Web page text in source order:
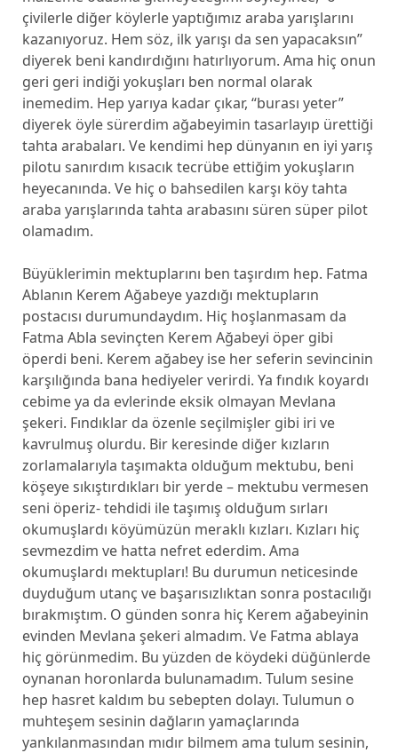
çivilerle diğer köylerle yaptığımız araba yarışlarını
kazanıyoruz. Hem söz, ilk yarışı da sen yapacaksın”
diyerek beni kandırdığını hatırlıyorum. Ama hiç onun
geri geri indiği yokuşları ben normal olarak
inemedim. Hep yarıya kadar çıkar, “burası yeter”
diyerek öyle sürerdim ağabeyimin tasarlayıp ürettiği
tahta arabaları. Ve kendimi hep dünyanın en iyi yarış
pilotu sanırdım kısacık tecrübe ettiğim yokuşların
heyecanında. Ve hiç o bahsedilen karşı köy tahta
araba yarışlarında tahta arabasını süren süper pilot
olamadım.
Büyüklerimin mektuplarını ben taşırdım hep. Fatma
Ablanın Kerem Ağabeye yazdığı mektupların
postacısı durumundaydım. Hiç hoşlanmasam da
Fatma Abla sevinçten Kerem Ağabeyi öper gibi
öperdi beni. Kerem ağabey ise her seferin sevincinin
karşılığında bana hediyeler verirdi. Ya fındık koyardı
cebime ya da evlerinde eksik olmayan Mevlana
şekeri. Fındıklar da özenle seçilmişler gibi iri ve
kavrulmuş olurdu. Bir keresinde diğer kızların
zorlamalarıyla taşımakta olduğum mektubu, beni
köşeye sıkıştırdıkları bir yerde – mektubu vermesen
seni öperiz- tehdidi ile taşımış olduğum sırları
okumuşlardı köyümüzün meraklı kızları. Kızları hiç
sevmezdim ve hatta nefret ederdim. Ama
okumuşlardı mektupları! Bu durumun neticesinde
duyduğum utanç ve başarısızlıktan sonra postacılığı
bırakmıştım. O günden sonra hiç Kerem ağabeyinin
evinden Mevlana şekeri almadım. Ve Fatma ablaya
hiç görünmedim. Bu yüzden de köydeki düğünlerde
oynanan horonlarda bulunamadım. Tulum sesine
hep hasret kaldım bu sebepten dolayı. Tulumun o
muhteşem sesinin dağların yamaçlarında
yankılanmasından mıdır bilmem ama tulum sesinin,